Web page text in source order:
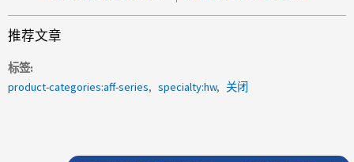
推荐文章
标签
product-categories:aff-series
specialty:hw 关闭